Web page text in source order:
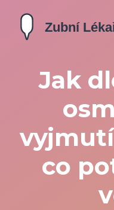
Jak
co